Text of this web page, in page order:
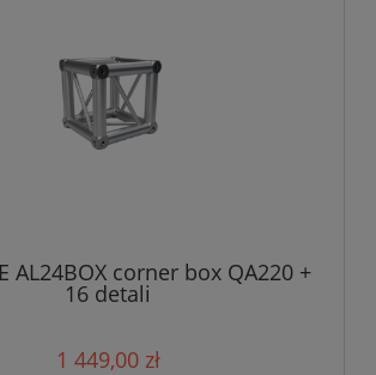
AL24BOX corner box QA220 +
16 detali
1 449,00 zł